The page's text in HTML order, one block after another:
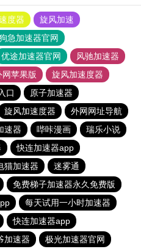
度器
旋风加速
急加速器官网
优途加速器官网
风驰加速器
苹果版
旋风加速度器
口
原子加速器
旋风加速度器
外网网址导航
速器 哔咔漫画
瑞乐小说
快连加速器app
猫加速器
迷雾通
免费梯子加速器永久免费版
每天试用一小时加速器
快连加速器app
加速器 极光加速器官网